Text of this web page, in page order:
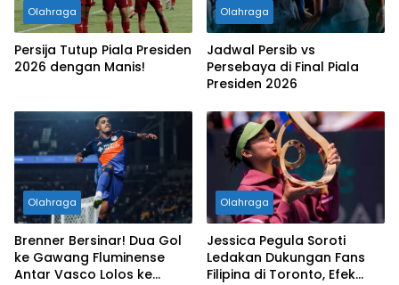
Olahraga
Persija Tutup Piala Presiden
2026 dengan Manis!
Olahraga
Jadwal Persib vs
Persebaya di Final Piala
Presiden 2026
Olahraga
Brenner Bersinar! Dua Gol
ke Gawang Fluminense
Antar Vasco Lolos ke
Olahraga
Jessica Pegula Soroti
Ledakan Dukungan Fans
Filipina di Toronto, Efek